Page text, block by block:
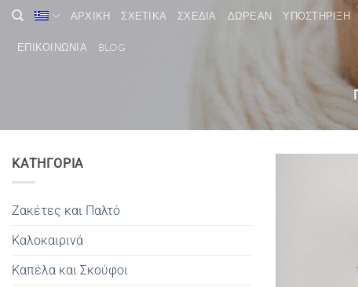
Μετάβαση
περιεχόμενο
ΑΡΧΙΚΗ ΣΧΕΤΙΚΑ ΣΧΕΔΙΑ ΔΩΡΕΑΝ ΥΠΟΣΤΗΡΙΞΗ
ΕΠΙΚΟΙΝΩΝΙΑ BLOG
ΚΑΤΗΓΟΡΙΑ
Ζακέτες και Παλτό
Καλοκαιρινά
Καπέλα και Σκούφοι